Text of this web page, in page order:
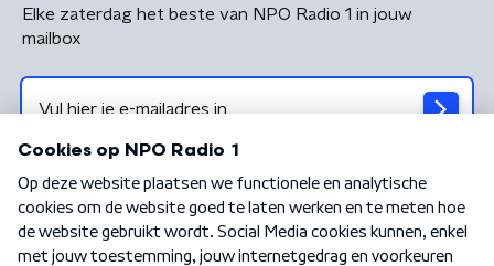
Elke zaterdag het beste van NPO Radio 1 in jouw
mailbox
Algemene voorwaarden Privacybeleid